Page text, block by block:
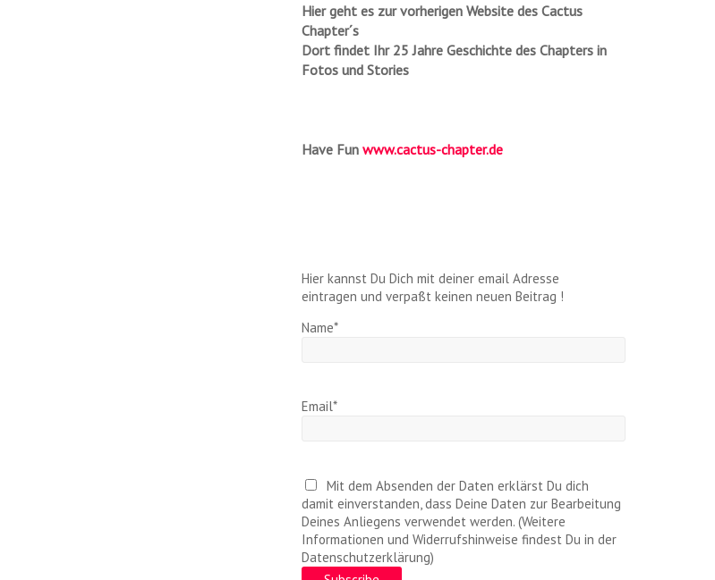
Hier geht es zur vorherigen Website des Cactus
Chapter´s
Dort findet Ihr 25 Jahre Geschichte des Chapters in
Fotos und Stories
Have Funwww.cactus-chapter.de
Hier kannst Du Dich mit deiner email Adresse
eintragen und verpaßt keinen neuen Beitrag !
Name*
Email*
Mit dem Absenden der Daten erklärst Du dich
damit einverstanden, dass Deine Daten zur Bearbeitung
Deines Anliegens verwendet werden. (Weitere
Informationen und Widerrufshinweise findest Du in der
Datenschutzerklärung)